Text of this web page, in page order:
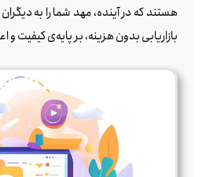
هستند که در آینده، مهد شما را به
بازاریابی بدون هزینه، بر پایه‌ی کیفیت و